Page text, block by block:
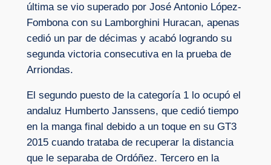
última se vio superado por José Antonio López-
Fombona con su Lamborghini Huracan, apenas
cedió un par de décimas y acabó logrando su
segunda victoria consecutiva en la prueba de
Arriondas.
El segundo puesto de la categoría 1 lo ocupó el
andaluz Humberto Janssens, que cedió tiempo
en la manga final debido a un toque en su GT3
2015 cuando trataba de recuperar la distancia
que le separaba de Ordóñez. Tercero en la